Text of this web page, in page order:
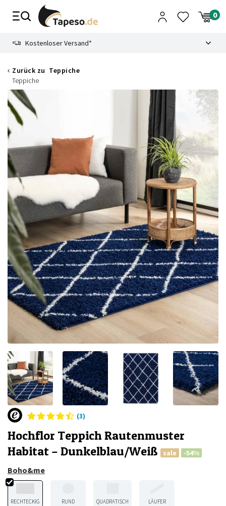
Zusammenbruch
Kostenloser Versand*
Zurück zu Teppiche
Teppiche
(3)
Hochflor Teppich Rautenmuster
Habitat – Dunkelblau/Weiß
sale -54%
Boho&me
RECHTECKIG RUND QUADRATISCH LÄUFER